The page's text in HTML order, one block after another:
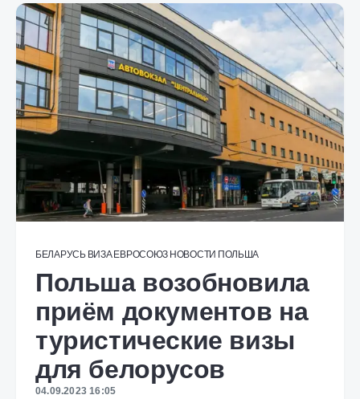
БЕЛАРУСЬ ВИЗА ЕВРОСОЮЗ НОВОСТИ ПОЛЬША
Польша возобновила
приём документов на
туристические визы
для белорусов
04.09.2023 16:05